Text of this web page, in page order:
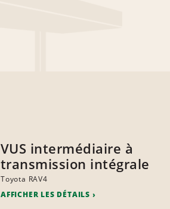
VUS intermédiaire à
transmission intégrale
Toyota RAV4
AFFICHER LES DÉTAILS